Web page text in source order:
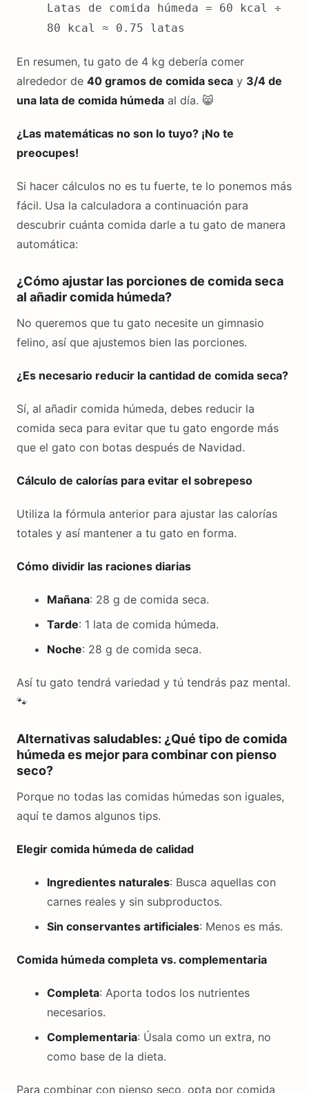
Latas de comida húmeda = 60 kcal ÷
80 kcal ≈ 0.75 latas
En resumen, tu gato de 4 kg debería comer
alrededor de 40 gramos de comida seca y 3/4 de
una lata de comida húmeda al día. 😸
¿Las matemáticas no son lo tuyo? ¡No te
preocupes!
Si hacer cálculos no es tu fuerte, te lo ponemos más
fácil. Usa la calculadora a continuación para
descubrir cuánta comida darle a tu gato de manera
automática:
¿Cómo ajustar las porciones de comida seca
al añadir comida húmeda?
No queremos que tu gato necesite un gimnasio
felino, así que ajustemos bien las porciones.
¿Es necesario reducir la cantidad de comida seca?
Sí, al añadir comida húmeda, debes reducir la
comida seca para evitar que tu gato engorde más
que el gato con botas después de Navidad.
Cálculo de calorías para evitar el sobrepeso
Utiliza la fórmula anterior para ajustar las calorías
totales y así mantener a tu gato en forma.
Cómo dividir las raciones diarias
Mañana: 28 g de comida seca.
Tarde: 1 lata de comida húmeda.
Noche: 28 g de comida seca.
Así tu gato tendrá variedad y tú tendrás paz mental.
🐾
Alternativas saludables: ¿Qué tipo de comida
húmeda es mejor para combinar con pienso
seco?
Porque no todas las comidas húmedas son iguales,
aquí te damos algunos tips.
Elegir comida húmeda de calidad
Ingredientes naturales: Busca aquellas con
carnes reales y sin subproductos.
Sin conservantes artificiales: Menos es más.
Comida húmeda completa vs. complementaria
Completa: Aporta todos los nutrientes
necesarios.
Complementaria: Úsala como un extra, no
como base de la dieta.
Para combinar con pienso seco, opta por comida